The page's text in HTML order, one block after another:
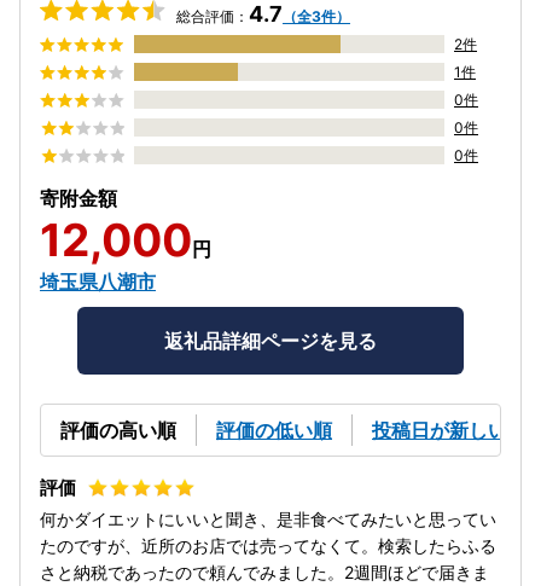
総合評価： 4.7 （全3件）
2件
1件
0件
0件
0件
寄附金額
12,000 円
埼玉県八潮市
返礼品詳細ページを見る
評価の高い順 評価の低い順 投稿日が新しい順
何かダイエットにいいと聞き、是非食べてみたいと思ってい
たのですが、近所のお店では売ってなくて。検索したらふる
さと納税であったので頼んでみました。2週間ほどで届きま